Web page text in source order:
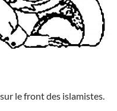
le front des islamistes.